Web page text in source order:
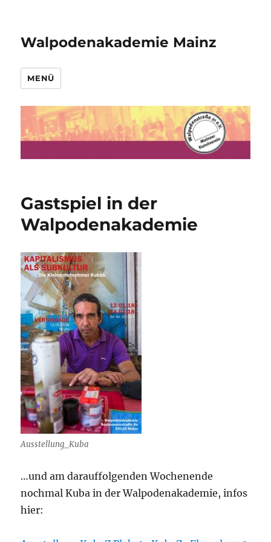
Walpodenakademie Mainz
MENÜ
Gastspiel in der
Walpodenakademie
Ausstellung_Kuba
…und am darauffolgenden Wochenende
nochmal Kuba in der Walpodenakademie, infos
hier: